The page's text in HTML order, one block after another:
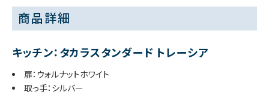
商品詳細
キッチン：タカラスタンダード トレーシア
扉：ウォルナットホワイト
取っ手：シルバー